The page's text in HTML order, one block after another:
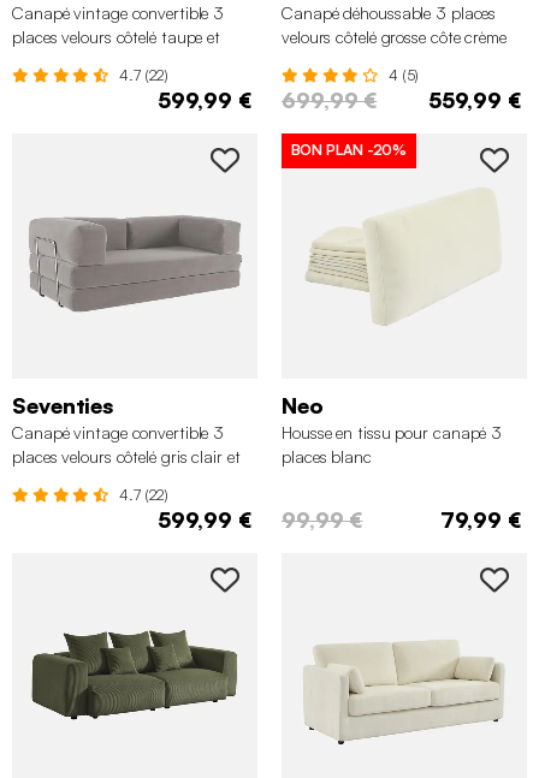
Canapé vintage convertible 3
places velours côtelé taupe et
4.7 (22)
599,99 €
Canapé déhoussable 3 places
velours côtelé grosse côte crème
4 (5)
699,99 € 559,99 €
Seventies
Canapé vintage convertible 3
places velours côtelé gris clair et
4.7 (22)
599,99 €
BON PLAN -20%
Neo
Housse en tissu pour canapé 3
places blanc
99,99 € 79,99 €